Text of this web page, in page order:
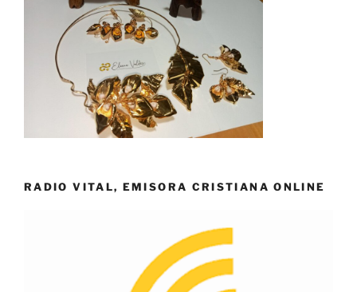
RADIO VITAL, EMISORA CRISTIANA ONLINE